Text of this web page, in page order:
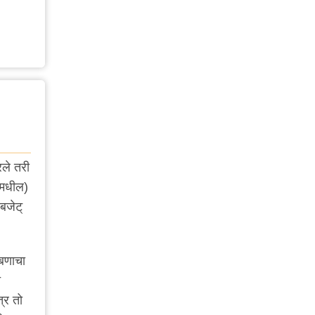
तरी
बजेट्
तो